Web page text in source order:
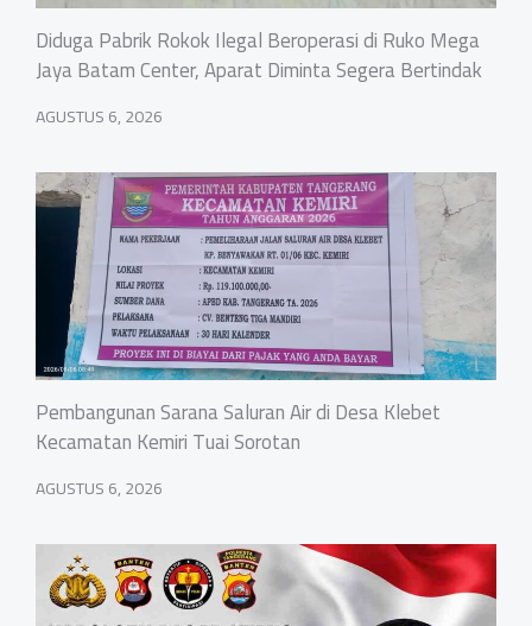
Diduga Pabrik Rokok Ilegal Beroperasi di Ruko Mega
Jaya Batam Center, Aparat Diminta Segera Bertindak
AGUSTUS 6, 2026
Pembangunan Sarana Saluran Air di Desa Klebet
Kecamatan Kemiri Tuai Sorotan
AGUSTUS 6, 2026